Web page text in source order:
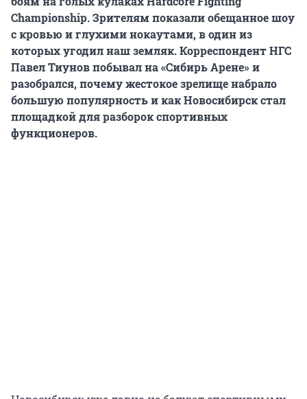
Championship. Зрителям показали обещанное шоу
с кровью и глухими нокаутами, в один из
которых угодил наш земляк. Корреспондент НГС
Павел Тиунов побывал на «Сибирь Арене» и
разобрался, почему жестокое зрелище набрало
большую популярность и как Новосибирск стал
площадкой для разборок спортивных
функционеров.